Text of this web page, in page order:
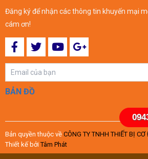
Đăng ký để nhận các thông tin khuyến mại
cám ơn!
BẢN ĐỒ
Bản quyền thuộc về CÔNG TY TNHH THIẾT BỊ
Thiết kế bởiTâm Phát